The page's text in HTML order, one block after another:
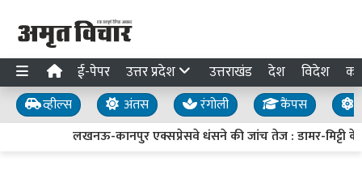
ई-पेपर उत्तर प्रदेश उत्तराखंड देश विदेश
व्हील्स अंतस रंगोली कैंपस
लखनऊ-कानपुर एक्सप्रेसवे धंसने की जांच तेज : डामर-मिट्टी के